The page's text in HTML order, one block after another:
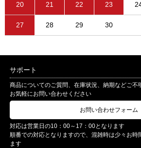
20 21 22 23
27 28 29 30
サポート
商品についてのご質問、在庫状況、納期などご不
お気軽にお問い合わせください
お問い合わせフォーム
対応は営業日の10：00～17：00となります
順番での対応となりますので、混雑時は少々お
ます